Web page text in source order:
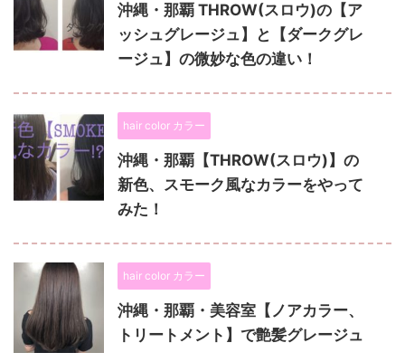
沖縄・那覇 THROW(スロウ)の【ア
ッシュグレージュ】と【ダークグレ
ージュ】の微妙な色の違い！
hair color カラー
沖縄・那覇【THROW(スロウ)】の
新色、スモーク風なカラーをやって
みた！
hair color カラー
沖縄・那覇・美容室【ノアカラー、
トリートメント】で艶髪グレージュ